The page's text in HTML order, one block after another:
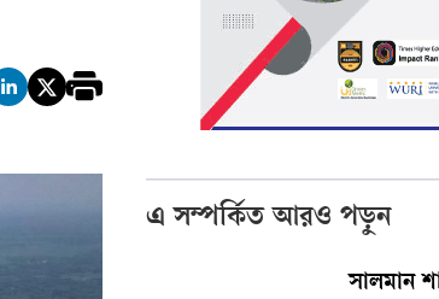
এ সম্পর্কিত আরও পড়ুন
সালমান